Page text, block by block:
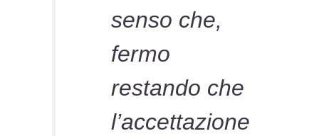
senso che,
fermo
restando che
l’accettazione